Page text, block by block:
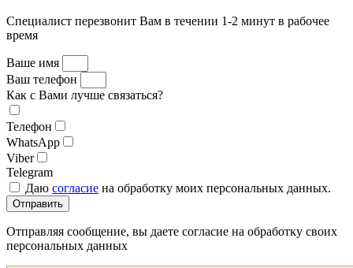
Специалист перезвонит Вам в течении 1-2 минут в рабочее
время
Ваше имя
Ваш телефон
Как с Вами лучше связаться?
Телефон
WhatsApp
Viber
Telegram
Даю согласие на обработку моих персональных данных.
Отправить
Отправляя сообщение, вы даете согласие на обработку своих
персональных данных